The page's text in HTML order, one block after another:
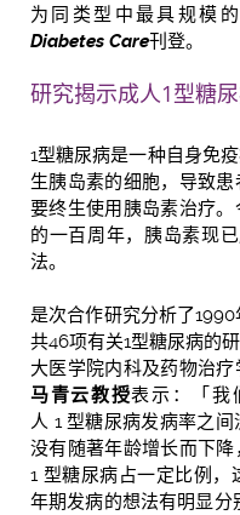
为同类型中最具规模
Diabetes Care刊登。
研究揭示成人1型糖
1型糖尿病是一种自身免
生胰岛素的细胞，导致
要终生使用胰岛素治疗
的一百周年，胰岛素现
法。
是次合作研究分析了
共46项有关1型糖尿病的
大医学院内科及药物治疗
马青云教授表示：「我
人 1 型糖尿病发病率之
没有随著年龄增长而下降
1 型糖尿病占一定比例，
年期发病的想法有明显分